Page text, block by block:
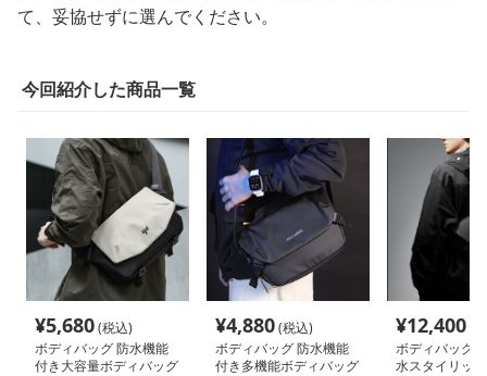
て、妥協せずに選んでください。
今回紹介した商品一覧
¥5,680(税込)
ボディバッグ 防水機能
付き大容量ボディバッグ
¥4,880(税込)
ボディバッグ 防水機能
付き多機能ボディバッグ
¥12,400
ボディバッグ
水スタイリッ